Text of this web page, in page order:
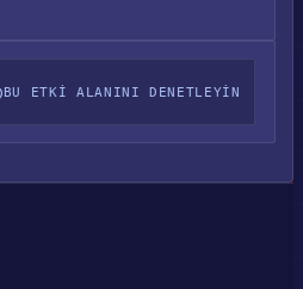
BU ETKI ALANINI DENETLEYIN